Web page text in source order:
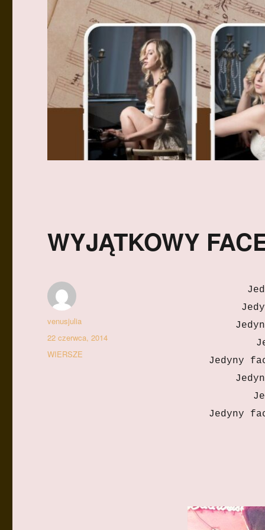
WYJĄTKOWY
Jedyny
Jedyny
Autor
venusjulia
Data
publikacji
22 czerwca, 2014
Kategorie
WIERSZE